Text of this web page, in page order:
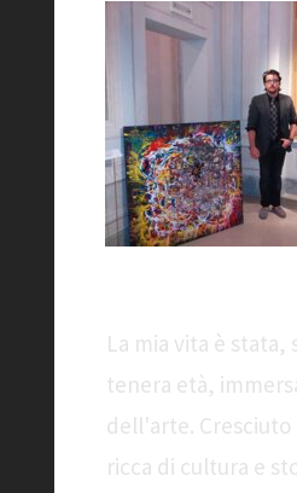
La mia vita è stata,
tenera età,
dell'arte. Cresciuto
ricca di cultura e